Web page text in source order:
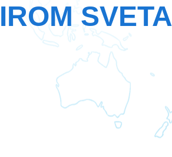
SVETA